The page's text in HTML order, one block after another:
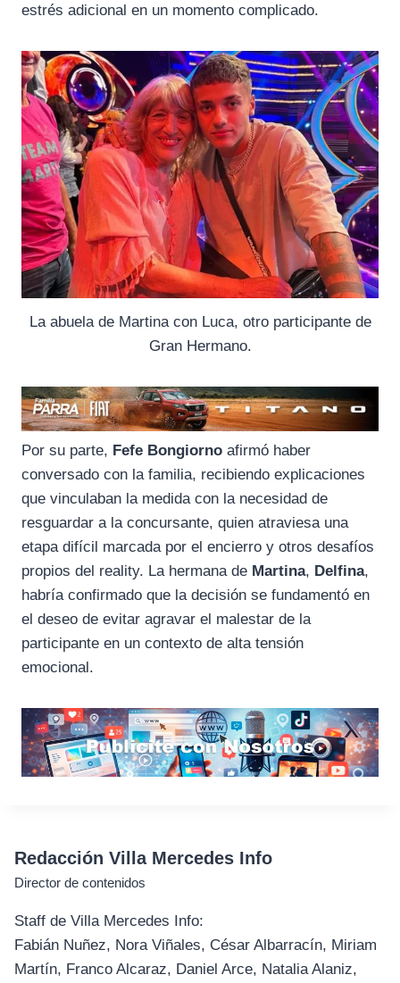
estrés adicional en un momento complicado.
La abuela de Martina con Luca, otro participante de
Gran Hermano.
Por su parte, Fefe Bongiorno afirmó haber
conversado con la familia, recibiendo explicaciones
que vinculaban la medida con la necesidad de
resguardar a la concursante, quien atraviesa una
etapa difícil marcada por el encierro y otros desafíos
propios del reality. La hermana de Martina, Delfina,
habría confirmado que la decisión se fundamentó en
el deseo de evitar agravar el malestar de la
participante en un contexto de alta tensión
emocional.
Redacción Villa Mercedes Info
Director de contenidos
Staff de Villa Mercedes Info:
Fabián Nuñez, Nora Viñales, César Albarracín, Miriam
Martín, Franco Alcaraz, Daniel Arce, Natalia Alaniz,